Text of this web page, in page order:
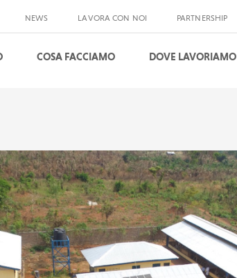
NEWS LAVORA CON NOI PARTNERSHIP
COSA FACCIAMO DOVE LAVORIAMO